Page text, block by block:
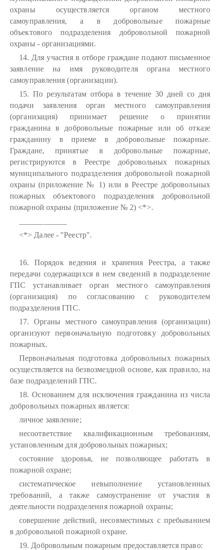
охраны осуществляется органом местного
самоуправления, а в добровольные пожарные
объектового подразделения добровольной пожарной
охраны - организациями.
14. Для участия в отборе граждане подают письменное
заявление на имя руководителя органа местного
самоуправления (организации).
15. По результатам отбора в течение 30 дней со дня
подачи заявления орган местного самоуправления
(организация) принимает решение о принятии
гражданина в добровольные пожарные или об отказе
гражданину в приеме в добровольные пожарные.
Граждане, принятые в добровольные пожарные,
регистрируются в Реестре добровольных пожарных
муниципального подразделения добровольной пожарной
охраны (приложение № 1) или в Реестре добровольных
пожарных объектового подразделения добровольной
пожарной охраны (приложение № 2) <*>.
<*> Далее - "Реестр".
16. Порядок ведения и хранения Реестра, а также
передачи содержащихся в нем сведений в подразделение
ГПС устанавливает орган местного самоуправления
(организация) по согласованию с руководителем
подразделения ГПС.
17. Органы местного самоуправления (организации)
организуют первоначальную подготовку добровольных
пожарных.
Первоначальная подготовка добровольных пожарных
осуществляется на безвозмездной основе, как правило, на
базе подразделений ГПС.
18. Основанием для исключения гражданина из числа
добровольных пожарных является:
личное заявление;
несоответствие квалификационным требованиям,
установленным для добровольных пожарных;
состояние здоровья, не позволяющее работать в
пожарной охране;
систематическое невыполнение установленных
требований, а также самоустранение от участия в
деятельности подразделения пожарной охраны;
совершение действий, несовместимых с пребыванием
в добровольной пожарной охране.
19. Добровольным пожарным предоставляется право: